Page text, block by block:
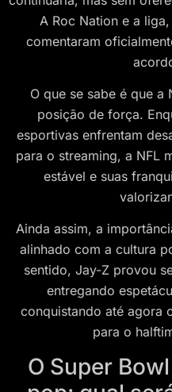
A Roc Nation e a
comentaram
O que se sabe é que a
posição de força.
esportivas enfrentam
para o streaming, a NFL
estável e suas
Ainda assim, a
alinhado com a cultura
sentido, Jay-Z provou
entregando
conquistando até agora
para o
O Super